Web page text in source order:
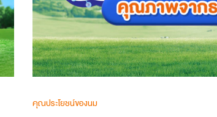
คุณประโยชน์ของนม